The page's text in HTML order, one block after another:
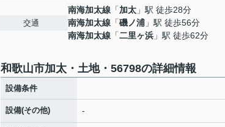
交通
南海加太線 「加太 」駅 徒歩28分
南海加太線 「磯ノ浦 」駅 徒歩56分
南海加太線 「二里ヶ浜 」駅 徒歩62分
和歌山市加太・土地・56798の詳細情報
設備条件
設備(その他) -